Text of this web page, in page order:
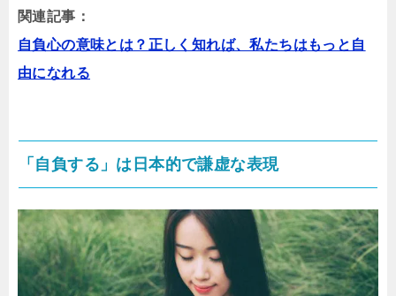
関連記事：
自負心の意味とは？正しく知れば、私たちはもっと自
由になれる
「自負する」は日本的で謙虚な表現